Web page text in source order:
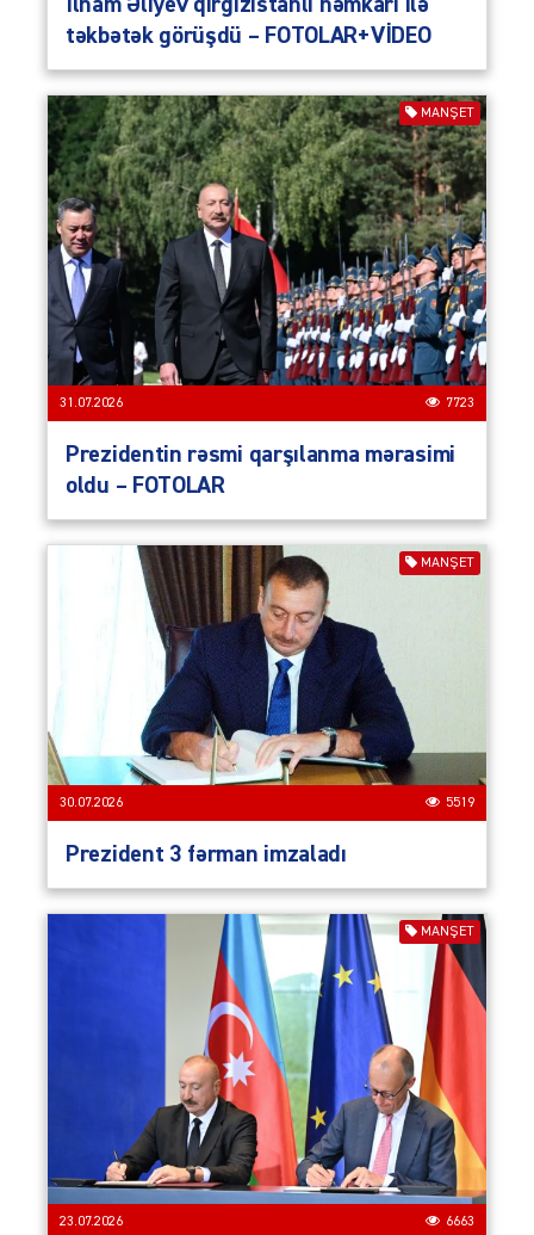
təkbətək görüşdü – FOTOLAR+VİDEO
MANŞET
31.07.2026 7723
Prezidentin rəsmi qarşılanma mərasimi
oldu – FOTOLAR
MANŞET
30.07.2026 5519
Prezident 3 fərman imzaladı
MANŞET
23.07.2026 6663